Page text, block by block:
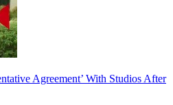
Agreement’ With Studios After